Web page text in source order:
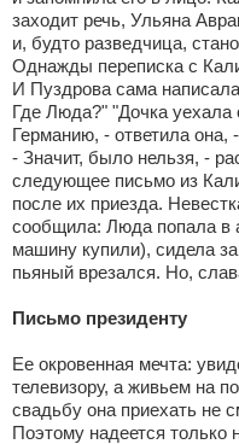
заходит речь, Ульяна
и, будто разведчица,
Однажды переписка с
И Пуздрова сама
Где Люда?" "Дочка
Германию, - ответила она,
- Значит, было нельзя, -
следующее письмо из
после их приезда.
сообщила: Люда попала в
машину купили), сидела
пьяный врезался. Но,
Письмо президенту
Eе окровенная мечта:
телевизору, а живьем на
свадьбу она приехать не
Поэтому надеется только